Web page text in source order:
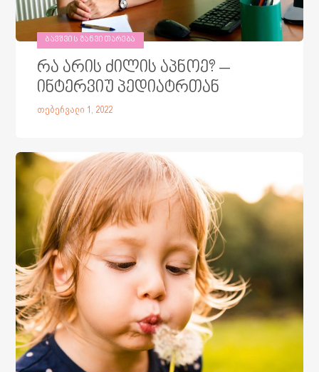
ᲑᲐᲕᲨᲕᲘᲡ ᲒᲐᲜᲕᲘᲗᲐᲠᲔᲑᲐ
რა არის ძილის აპნოე? –
ინტერვიუ პედიატრთან
თებერვალი 1, 2022